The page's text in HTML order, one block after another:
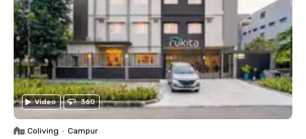
Video 360
Coliving • Campur